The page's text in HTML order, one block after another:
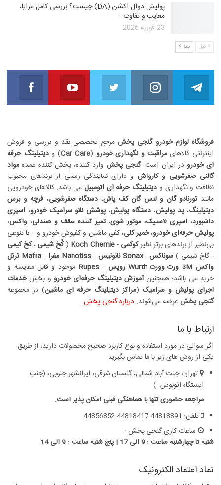
پولیش دوال اکشن (DA) چیست؟ بررسی کامل مزایا،
معایب و تفاوت…
23 فوریه 2026
قبل بعد
Telegram
مارا دنبال کنید
Instagram
مارا دنبال کنید
Twitter
مارا دنبال کنید
Youtube
مارا دنبال کنید
فروشگاه لوازم خودرو گنجی پخشمرجع تخصصی نقد و بررسی و فروش
اینترنتی کالاهایمراقبت و نگهداری خودرو (
Car Care) ودیتیلینگ حرفه
ای خودرو در ایران است.گنجی پخش وارد کننده، پخش کننده عمده مواد
گالنی صفرشویی و کارواش و دارای نمایندگی رسمی از برندهای محبوب
نظافت و نگهداری و دیتیلینگ حرفه ای اتومبیل می باشد. کالاهای خودرویی
مانندتورنادو گان و لنس گان کف پاش، دستگاه صفرشویی، فرچه و برس
دیتیلینگ، پد پولیش، دستگاه پولیش، پوشش نانو سرامیک خودرو، اسپری
داشبورد، اسپری لاستیک، موتور شوی،تمیز کننده سقف و صندلی، واکس،
پولیش حرفه‌ای خودرو،خمیر کلی،کفی ماشین وکفپوش خودروو... با تنوعی
بی‌نظیر از برندهای برتر نظیرکوکمی -
Koch Chemie
(کُخ شیمی ،کخ کیمی
- کاخ شیمی ) سوناکس -
Sonax نانوتیس -
Nanotiss مفرا -
Mafra ترتل
واکس 3M ورث-وورث-
Wurth روپس -
Rupes موجود و قابل مقایسه و
خرید می باشد؛ همچنینآموزش دیتیلینگ حرفه‌ای خودروو بخشخدمات
اجرای پولیش و سرامیک (مراکز دیتیلینگ حرفه ای ماشین) در مجموعه
گنجی پخش عرضه می‏‏‏‌شوند. درباره گنجی پخش
ارتباط با ما
اگر سوالی در مورد استفاده و نوع کاربرد صحیح محصولات دارید، از طریق
یکی از روش های زیر با ما تماس بگیرید.
تهران، جنت آباد شمالی، گلستان شرقی، ایرانشهر جنوبی، (جنب
ایستگاه اتوبوس )
مراجعه حضوری تنها با هماهنگی قبلی امکان پذیر است.
تلفن: 44818891-44818417-44856852
ساعات کاری گنجی پخش :
شنبه تا چهارشنبه ساعت : 9 الی 17 | پنج شنبه ساعت : 9 الی 14
نماد اعتماد الکترونیک